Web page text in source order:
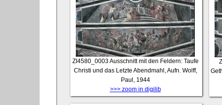
ZI4580_0003Ausschnitt mit den Feldern: Taufe
Christi und das Letzte Abendmahl, Aufn. Wolff,
Paul, 1944
>>> zoom in digilib